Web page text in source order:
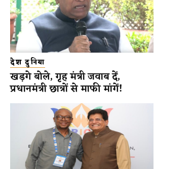
देश दुनिया
खड़गे बोले, गृह मंत्री जवाब दें,
प्रधानमंत्री छात्रों से माफी मांगें!